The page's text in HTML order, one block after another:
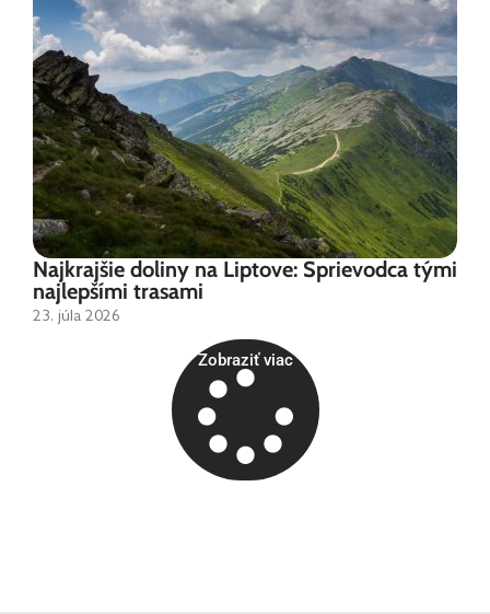
Najkrajšie doliny na Liptove: Sprievodca tými
najlepšími trasami
23. júla 2026
Zobraziť viac